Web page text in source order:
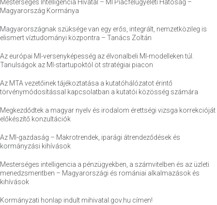
Mesterséges Intelligencia Hivatal – MI Piacfelügyeleti Hatóság –
Magyarország Kormánya
Magyarországnak szüksége van egy erős, integrált, nemzetközileg is
elismert víztudományi központra – Tanács Zoltán
Az európai MI-versenyképesség az élvonalbeli MI-modelleken túl.
Tanulságok az MI-startupoktól öt stratégiai piacon
Az MTA vezetőinek tájékoztatása a kutatóhálózatot érintő
törvénymódosítással kapcsolatban a kutatói közösség számára
Megkezdődtek a magyar nyelv és irodalom érettségi vizsga korrekcióját
előkészítő konzultációk
Az MI-gazdaság – Makrotrendek, iparági átrendeződések és
kormányzási kihívások
Mesterséges intelligencia a pénzügyekben, a számvitelben és az üzleti
menedzsmentben – Magyarországi és romániai alkalmazások és
kihívások
Kormányzati honlap indult mihivatal.gov.hu címen!